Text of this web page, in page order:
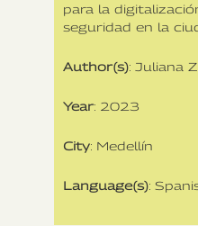
para la
seguridad en la
Author(s): Juliana
Year: 2023
City: Medellín
Language(s):